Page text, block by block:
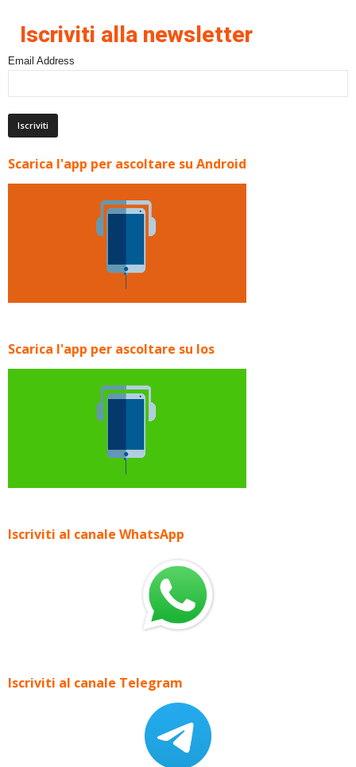
Iscriviti alla newsletter
Email Address
Scarica l'app per ascoltare su Android
Scarica l'app per ascoltare su Ios
Iscriviti al canale WhatsApp
Iscriviti al canale Telegram